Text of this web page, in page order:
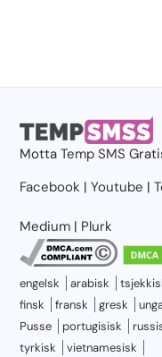
MottaTemp SMS
Facebook |Youtube |
Medium | Plurk
engelsk arabisk
finsk
fransk gresk
Pusse
portugisisk
tyrkisk
vietnamesisk